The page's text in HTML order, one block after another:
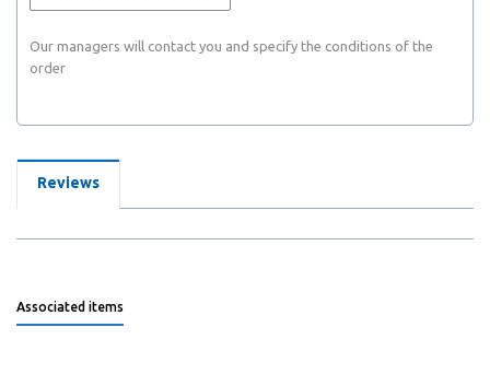
Our managers will contact you and specify the conditions of the
order
Reviews
Associated items